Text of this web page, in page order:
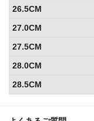
26.5CM
27.0CM
27.5CM
28.0CM
28.5CM